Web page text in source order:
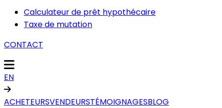
Calculateur de prêt hypothécaire
Taxe de mutation
CONTACT
EN
ACHETEURSVENDEURSTÉMOIGNAGESBLOG